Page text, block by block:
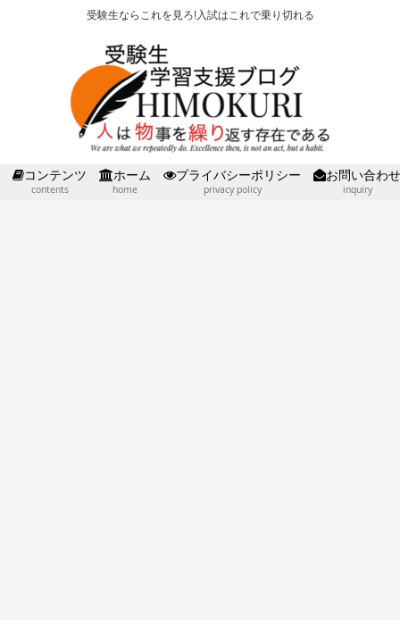
受験生ならこれを見ろ!入試はこれで乗り切れる
コンテンツ
contents
ホーム
home
プライバシーポリシー
privacy policy
お問い合わせ
inquiry